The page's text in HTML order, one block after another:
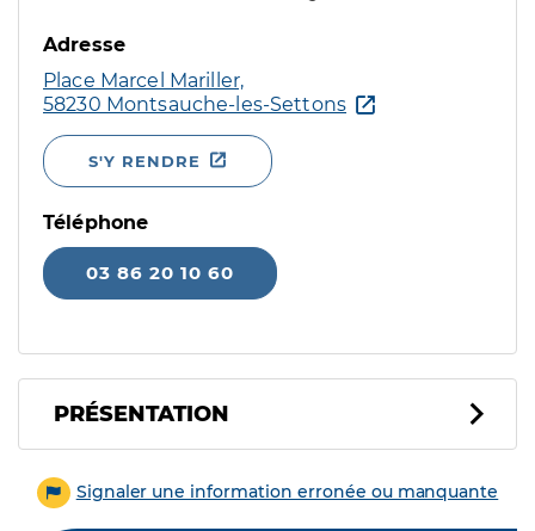
Adresse
Place Marcel Mariller,
58230 Montsauche-les-Settons
S'Y RENDRE
Téléphone
03 86 20 10 60
PRÉSENTATION
Signaler une information erronée ou manquante